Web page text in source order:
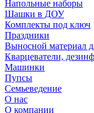
Напольные наборы
Шашки в ДОУ
Комплекты под ключ
Праздники
Выносной материал
Кварцеватели,
Машинки
Пупсы
Семьеведение
О нас
О компании